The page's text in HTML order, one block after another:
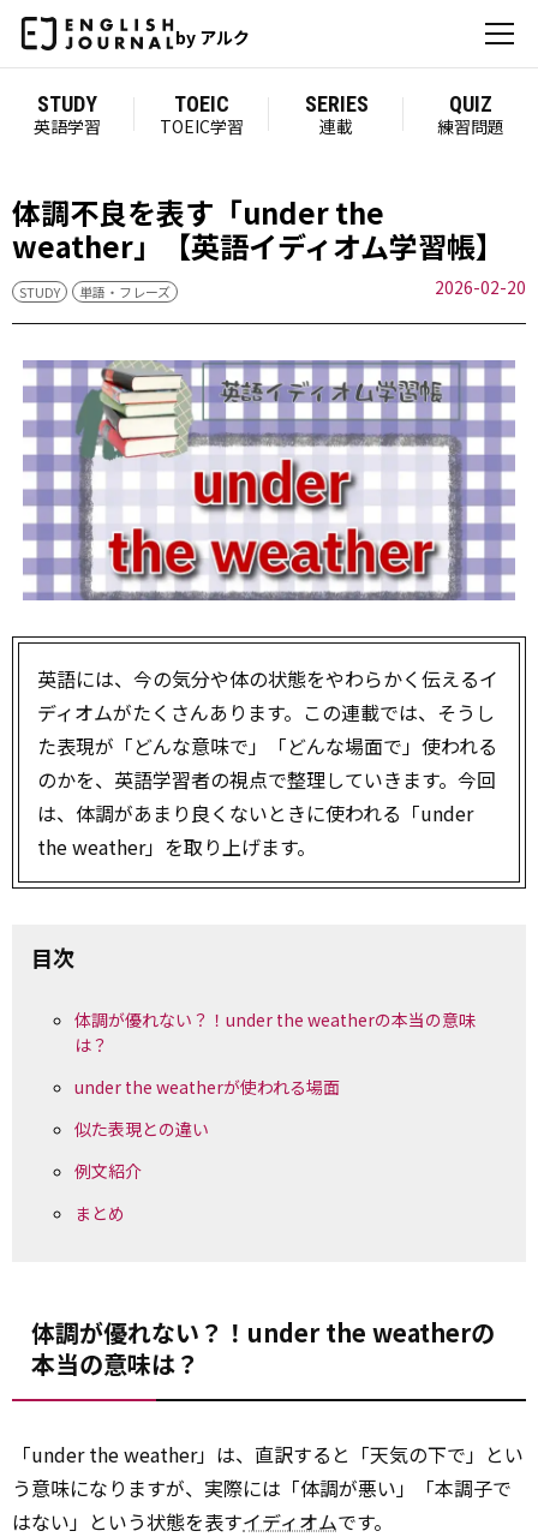
by アルク
STUDY
英語学習
TOEIC
TOEIC学習
SERIES
連載
QUIZ
練習問題
体調不良を表す「under the
weather」【英語イディオム学習帳】
STUDY 単語・フレーズ 2026-02-20
英語には、今の気分や体の状態をやわらかく伝えるイ
ディオムがたくさんあります。この連載では、そうし
た表現が「どんな意味で」「どんな場面で」使われる
のかを、英語学習者の視点で整理していきます。今回
は、体調があまり良くないときに使われる「under
the weather」を取り上げます。
目次
体調が優れない？！under the weatherの本当の意味
は？
under the weatherが使われる場面
似た表現との違い
例文紹介
まとめ
体調が優れない？！under the weatherの
本当の意味は？
「under the weather」は、直訳すると「天気の下で」とい
う意味になりますが、実際には「体調が悪い」「本調子で
はない」という状態を表すイディオムです。